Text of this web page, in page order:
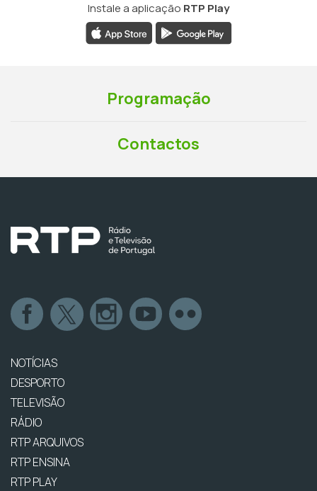
Instale a aplicação RTP Play
Programação
Contactos
NOTÍCIAS
DESPORTO
TELEVISÃO
RÁDIO
RTP ARQUIVOS
RTP ENSINA
RTP PLAY